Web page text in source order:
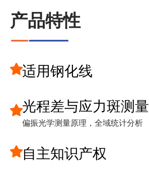
产品特性
适用钢化线
光程差与应力斑测量
偏振光学测量原理，全域统计分析
自主知识产权